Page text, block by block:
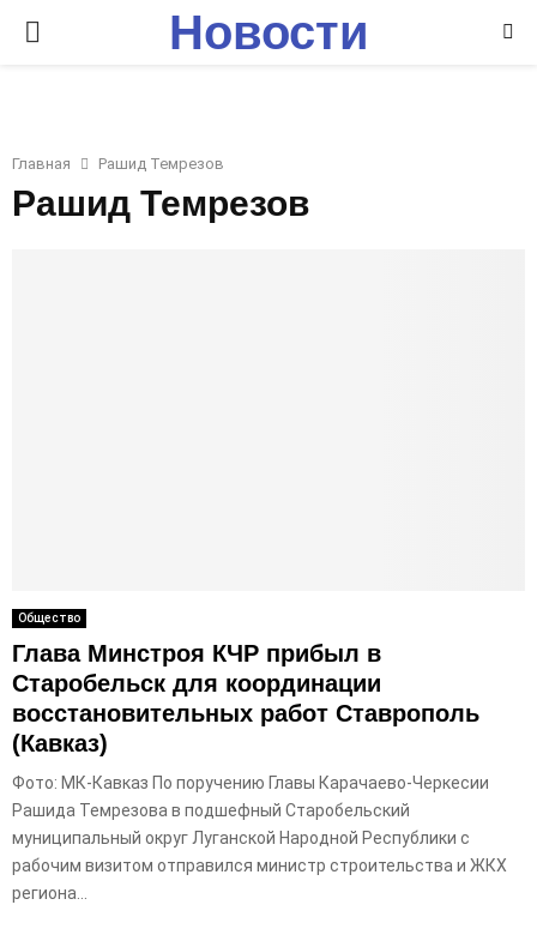
P
I
M
N
U
Новости
Главная Рашид Темрезов
Рашид Темрезов
Общество
Глава Минстроя КЧР прибыл в
Старобельск для координации
восстановительных работ Ставрополь
(Кавказ)
Фото: МК-Кавказ По поручению Главы Карачаево-Черкесии
Рашида Темрезова в подшефный Старобельский
муниципальный округ Луганской Народной Республики с
рабочим визитом отправился министр строительства и ЖКХ
региона...